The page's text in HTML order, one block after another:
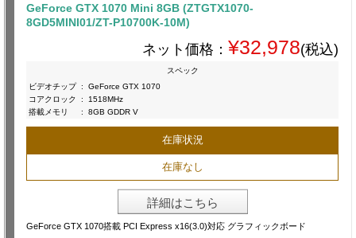
GeForce GTX 1070 Mini 8GB (ZTGTX1070-
8GD5MINI01/ZT-P10700K-10M)
ネット価格： ¥32,978(税込)
スペック
ビデオチップ :
GeForce GTX 1070
コアクロック
:
1518MHz
搭載メモリ
: 8GB GDDR V
在庫状況
在庫なし
詳細はこちら
GeForce GTX 1070搭載 PCI Express x16(3.0)対応 グラフィックボード